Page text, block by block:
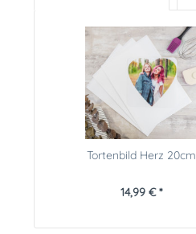
Tortenbild Herz 20cm
14,99 € *